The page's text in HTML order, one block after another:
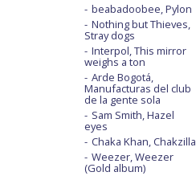
beabadoobee, Pylon
Nothing but Thieves,
Stray dogs
Interpol, This mirror
weighs a ton
Arde Bogotá,
Manufacturas del club
de la gente sola
Sam Smith, Hazel
eyes
Chaka Khan, Chakzilla
Weezer, Weezer
(Gold album)